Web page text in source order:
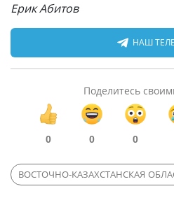
Ерик Абитов
НАШ
Поделитесь
0 0 0
ВОСТОЧНО-КАЗАХСТАНСКАЯ